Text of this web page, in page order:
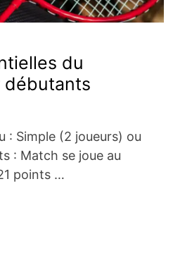
du
débutants
: Simple (2 joueurs) ou
: Match se joue au
points …